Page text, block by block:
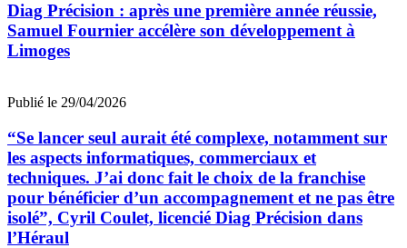
Diag Précision : après une première année réussie,
Samuel Fournier accélère son développement à
Limoges
Publié le 29/04/2026
“Se lancer seul aurait été complexe, notamment sur
les aspects informatiques, commerciaux et
techniques. J’ai donc fait le choix de la franchise
pour bénéficier d’un accompagnement et ne pas être
isolé”, Cyril Coulet, licencié Diag Précision dans
l’Héraul